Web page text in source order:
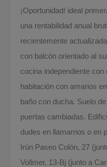
¡Oportunidad! ideal
una rentabilidad anual
recientemente
con balcón orientado al
cocina independiente
habitación con amarios
baño con ducha. Suelo
puertas cambiadas.
dudes en llamarnos o en
Irún Paseo Colón, 27
Vollmer, 13-Bj (junto a